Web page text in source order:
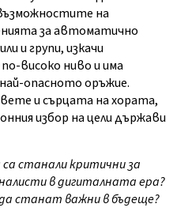
на
за автоматично
и групи, изкачи
високо ниво и има
опасното оръжие.
и сърцата на хората,
избор на цели държави
станали критични за
в дигиталната ера?
станат важни в бъдеще?